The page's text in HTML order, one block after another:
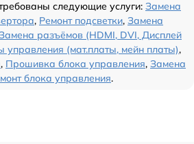
следующие услуги: Замена
, Ремонт подсветки, Замена
разъёмов (HDMI, DVI, Дисплей
управления (мат.платы, мейн платы),
, Прошивка блока управления, Замена
блока управления.